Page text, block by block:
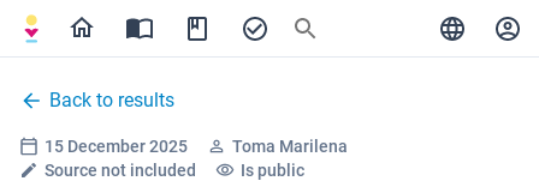
Back to results
15 December 2025
Toma Marilena
Source not included
Is public